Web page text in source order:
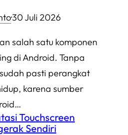
·30 Juli 2026
salah satu komponen
di Android. Tanpa
pasti perangkat
karena sumber
Touchscreen
Sendiri